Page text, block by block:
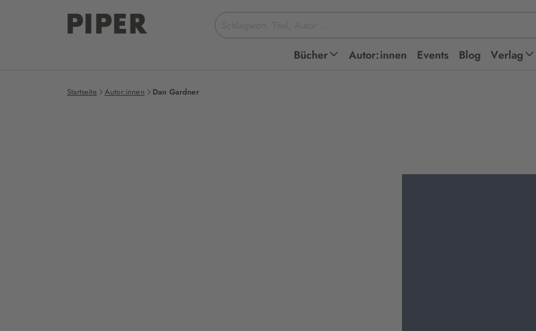
Suchbegriff
eingeben
Bücher Autor:innen Events Blog Verlag
Startseite Autor:innen Dan Gardner